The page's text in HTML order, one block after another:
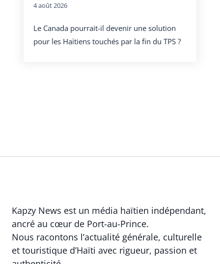
4 août 2026
Le Canada pourrait-il devenir une solution
pour les Haïtiens touchés par la fin du TPS ?
Kapzy News est un média haïtien indépendant,
ancré au cœur de Port-au-Prince.
Nous racontons l’actualité générale, culturelle
et touristique d’Haïti avec rigueur, passion et